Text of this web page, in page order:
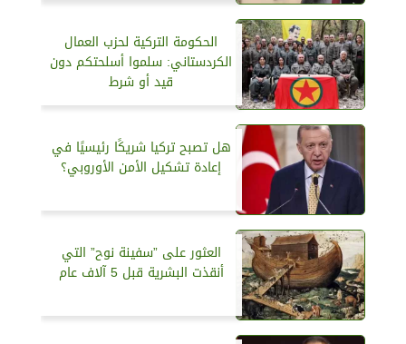
الحكومة التركية لحزب العمال
الكردستاني: سلموا أسلحتكم دون
قيد أو شرط
هل تصبح تركيا شريكًا رئيسيًا في
إعادة تشكيل الأمن الأوروبي؟
العثور على ”سفينة نوح” التي
أنقذت البشرية قبل 5 آلاف عام